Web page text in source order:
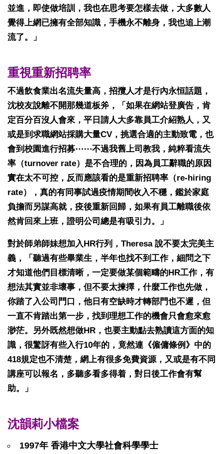
並進，即使做培訓，我也在思考要怎樣去做，大多數人
覺得上網已擁有全部知識，手機永不離身，我也追上潮
流了。」
重視重新招聘率
不過飲食業出名流失量高，招攬人才是行內永恒話題，
沈校友說離不開那幾道板斧，「如果在網站登廣告，肯
定百分百沒人會來，平日請人大多靠員工介紹熟人，又
或是到求職網站採購大量CV，挑選合適的主動致電，也
會到校園進行招募⋯⋯不過我舊上司教我，純粹看流失
率（turnover rate）是不合理的，因為員工辭職的原因
實在太不可控，反而應該看的是重新招聘率（re-hiring
rate），真的有同事試過疫情期間收入不穩，鑑於家庭
負擔而另謀高就，疫後重新回歸，如果有員工離職後依
然肯回來上班，證明公司總是有吸引力。」
對於師弟師妹想加入HR行列，Theresa 說不要太完美主
義，「聽過有些畢業生，半年也找不到工作，細問之下
才知道他們目標清晰，一定要做某個範疇的HR工作，有
想法其實並非壞事，但不要太揀擇，什麼工作也先做，
你踏了入公司門口，他日有空缺時才轉部門也不遲，但
一直不肯踏出第一步，找到理想工作的機會只會愈來愈
渺茫。另外既然想做HR，也要主動點去熟讀這方面的知
識，很驚訝有些入行10年的，竟然連《僱傭條例》中的
418規定也不清楚，網上有很多免費資源，又或是有不同
講座可以報名，多聽多看多得着，對日後工作會有幫
助。」
沈韻莉小檔案
1997年 香港中文大學社會科學學士